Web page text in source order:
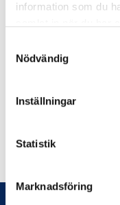
information som du
Nödvändig
Inställningar
Statistik
Marknadsföring
remove